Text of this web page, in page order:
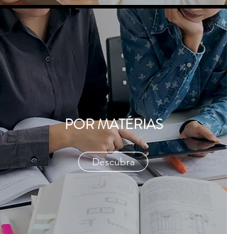
POR MATÉRIAS
Descubra